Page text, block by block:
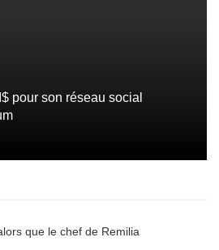
pour son réseau social
que le chef de Remilia